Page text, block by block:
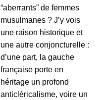
“aberrants” de femmes
musulmanes ? J’y vois
une raison historique et
une autre conjoncturelle :
d’une part, la gauche
française porte en
héritage un profond
anticléricalisme, voire un